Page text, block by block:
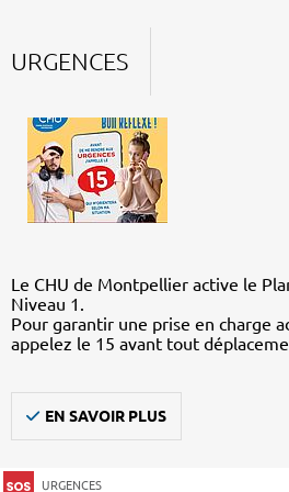
URGENCES
Le CHU de Montpellier active le
Niveau 1.
Pour garantir une prise en charge
appelez le 15 avant tout
EN SAVOIR PLUS
URGENCES